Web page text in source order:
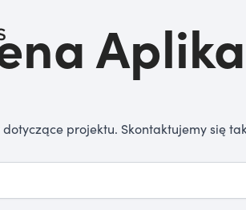
dotyczące projektu. Skontaktujemy się